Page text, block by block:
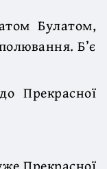
Булатом,
Б’є
Прекрасної
Прекрасної